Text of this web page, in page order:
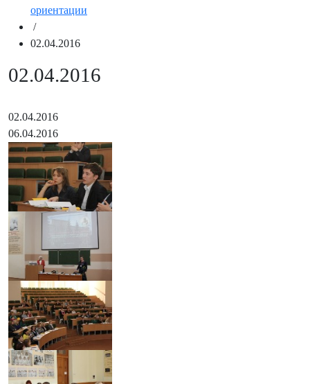
ориентации
/
02.04.2016
02.04.2016
02.04.2016
06.04.2016